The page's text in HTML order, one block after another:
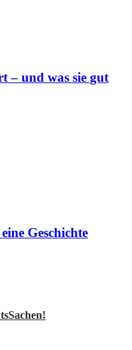
– und was sie gut
Geschichte